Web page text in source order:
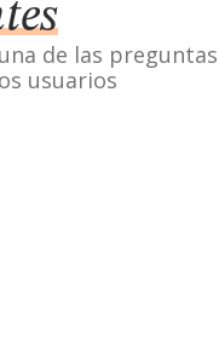
de las
usuarios